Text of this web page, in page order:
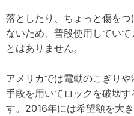
落としたり、ちょっと傷を
ないため、普段使用してい
とはありません。
アメリカでは電動のこぎり
手段を用いてロックを破壊
す。2016年には希望額を大